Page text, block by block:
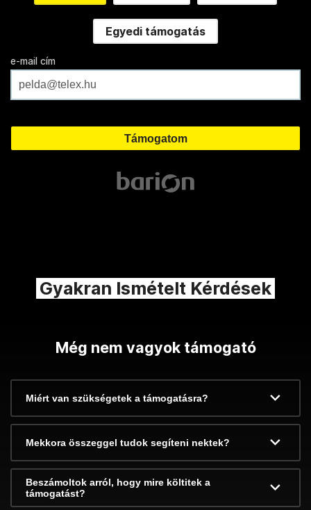
Egyedi támogatás
e-mail cím
Gyakran Ismételt Kérdések
Még nem vagyok támogató
Miért van szükségetek a támogatásra?
Mekkora összeggel tudok segíteni nektek?
Beszámoltok arról, hogy mire költitek a
támogatást?